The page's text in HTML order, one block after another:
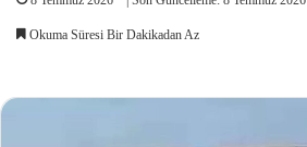
Okuma Süresi Bir Dakikadan Az